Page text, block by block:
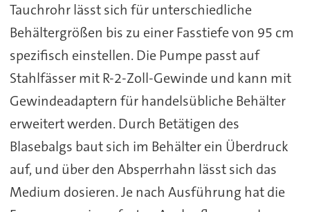
Tauchrohr lässt sich für unterschiedliche
Behältergrößen bis zu einer Fasstiefe von 95 cm
spezifisch einstellen. Die Pumpe passt auf
Stahlfässer mit R-2-Zoll-Gewinde und kann mit
Gewindeadaptern für handelsübliche Behälter
erweitert werden. Durch Betätigen des
Blasebalgs baut sich im Behälter ein Überdruck
auf, und über den Absperrhahn lässt sich das
Medium dosieren. Je nach Ausführung hat die